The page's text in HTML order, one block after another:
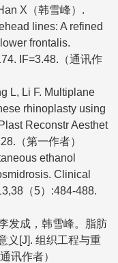
X（韩雪峰）.
lines: A refined
frontalis.
IF=3.48.（通讯作
L, Li F. Multiplane
rhinoplasty using
Reconstr Aesthet
（第一作者）
ethanol
Clinical
（5）:484-488.
成，韩雪峰。脂肪
义[J]. 组织工程与重
讯作者）